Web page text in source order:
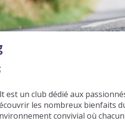
est un club dédié aux
les nombreux bienfaits
convivial où